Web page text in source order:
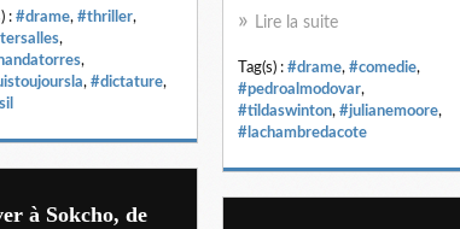
: #drame, #thriller,
,
,
, #dictature,
Lire la suite
Tag(s) : #drame, #comedie,
#pedroalmodovar,
#tildaswinton, #julianemoore,
#lachambredacote
à Sokcho, de